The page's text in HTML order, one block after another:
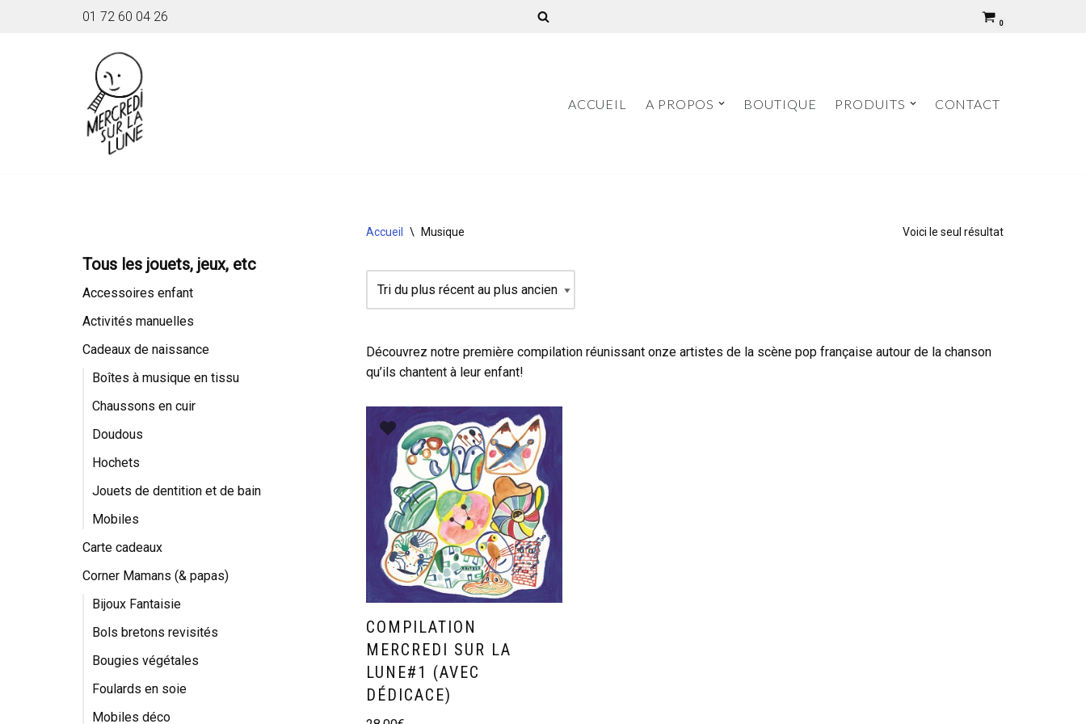
01 72 60 04 26 0
ACCUEIL A PROPOS BOUTIQUE PRODUITS CONTACT
Tous les jouets, jeux, etc
Accessoires enfant
Activités manuelles
Cadeaux de naissance
Boîtes à musique en tissu
Chaussons en cuir
Doudous
Hochets
Jouets de dentition et de bain
Mobiles
Carte cadeaux
Corner Mamans (& papas)
Bijoux Fantaisie
Bols bretons revisités
Bougies végétales
Foulards en soie
Mobiles déco
Accueil \ Musique Voici le seul résultat
Découvrez notre première compilation réunissant onze artistes de la scène pop française autour de la chanson
qu’ils chantent à leur enfant!
COMPILATION
MERCREDI SUR LA
LUNE#1 (AVEC
DÉDICACE)